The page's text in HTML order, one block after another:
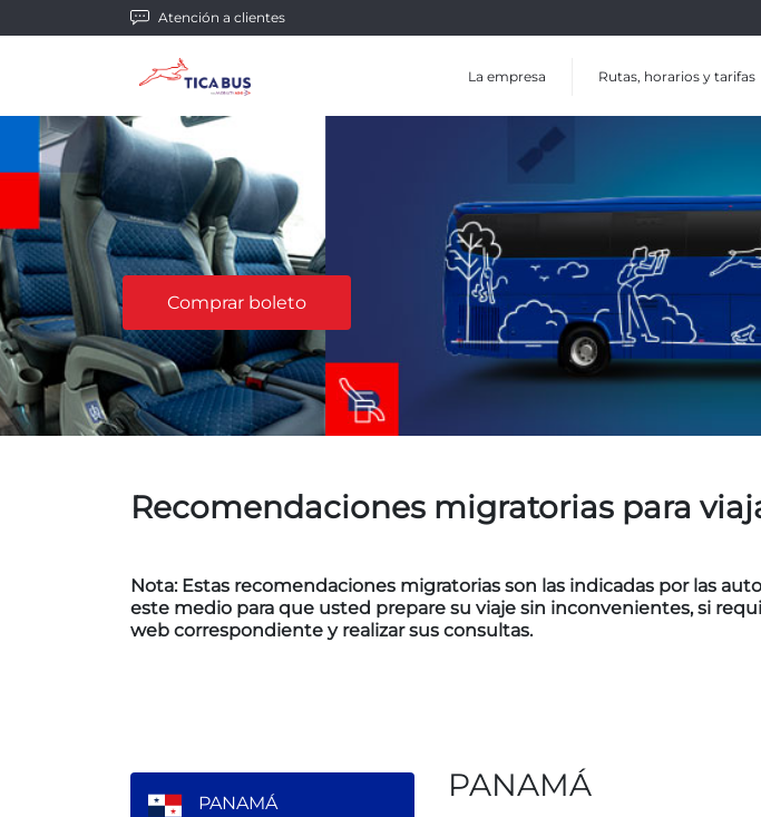
Atención a clientes
La empresa Rutas, horarios y tarifas
Comprar boleto
Recomendaciones migratorias para
Nota: Estas recomendaciones migratorias son las indicadas por las
este medio para que usted prepare su viaje sin inconvenientes, si
web correspondiente y realizar sus consultas.
PANAMÁ PANAMÁ